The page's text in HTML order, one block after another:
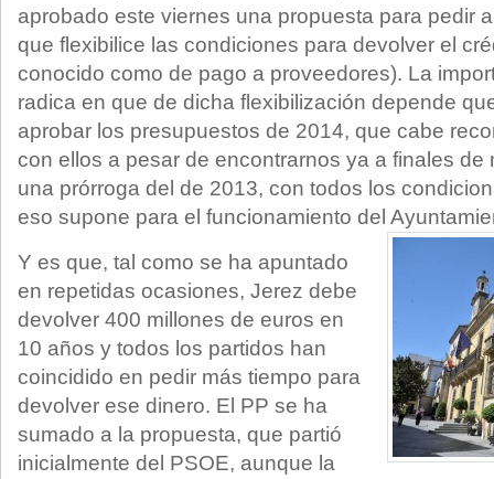
aprobado este viernes una propuesta para pedir
que flexibilice las condiciones para devolver el
conocido como de pago a proveedores). La
radica en que de dicha flexibilización depende
aprobar los presupuestos de 2014, que cabe
con ellos a pesar de encontrarnos ya a finales de
una prórroga del de 2013, con todos los
eso supone para el funcionamiento del
Y es que, tal como se ha apuntado
en repetidas ocasiones, Jerez debe
devolver 400 millones de euros en
10 años y todos los partidos han
coincidido en pedir más tiempo para
devolver ese dinero. El PP se ha
sumado a la propuesta, que partió
inicialmente del PSOE, aunque la